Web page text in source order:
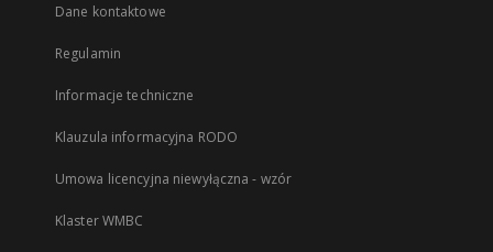
Dane kontaktowe
Regulamin
Informacje techniczne
Klauzula informacyjna RODO
Umowa licencyjna niewyłączna - wzór
Klaster WMBC